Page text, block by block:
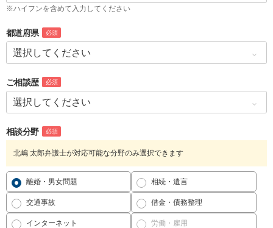
※ハイフンを含めて入力してください
都道府県 必須
ご相談歴 必須
相談分野 必須
北嶋 太郎弁護士が対応可能な分野のみ選択できます
離婚・男女問題 相続・遺言
交通事故 借金・債務整理
インターネット 労働・雇用